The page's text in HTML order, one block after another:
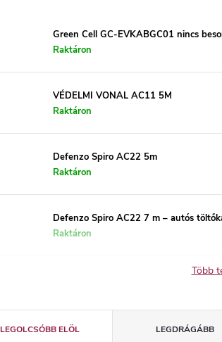
Green Cell GC-EVKABGC01 nincs
Raktáron
VÉDELMI VONAL AC11 5M
Raktáron
Defenzo Spiro AC22 5m
Raktáron
Defenzo Spiro AC22 7 m – autós
Raktáron
Több
LEGOLCSÓBB ELÖL LEGDRÁGÁBB